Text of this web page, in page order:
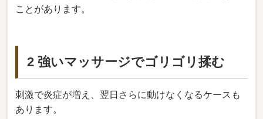
ことがあります。
2 強いマッサージでゴリゴリ揉む
刺激で炎症が増え、翌日さらに動けなくなるケースも
あります。